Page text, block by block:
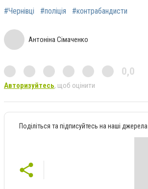
#Чернівці #поліція #контрабандисти
Антоніна Сімаченко
0,0
Авторизуйтесь, щоб оцінити
Поділіться та підписуйтесь на наші джерела